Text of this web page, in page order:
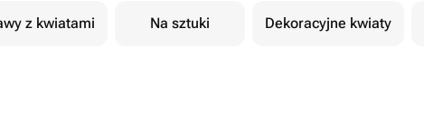
z kwiatami Na sztuki Dekoracyjne kwiaty